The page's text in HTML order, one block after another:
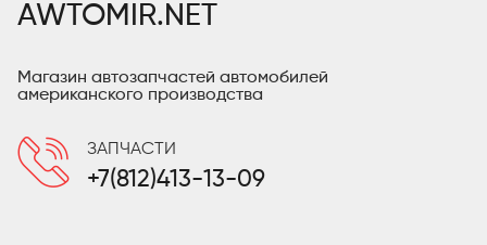
AWTOMIR.NET
Магазин автозапчастей автомобилей
американского производства
ЗАПЧАСТИ
+7(812)413-13-09